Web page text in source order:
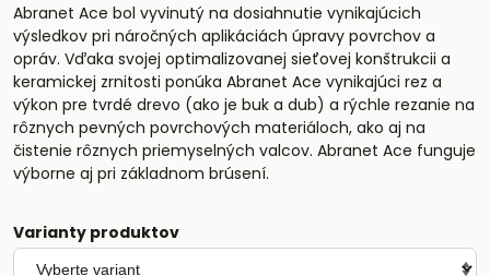
Abranet Ace bol vyvinutý na dosiahnutie vynikajúcich
výsledkov pri náročných aplikáciách úpravy povrchov a
opráv. Vďaka svojej optimalizovanej sieťovej konštrukcii a
keramickej zrnitosti ponúka Abranet Ace vynikajúci rez a
výkon pre tvrdé drevo (ako je buk a dub) a rýchle rezanie na
rôznych pevných povrchových materiáloch, ako aj na
čistenie rôznych priemyselných valcov. Abranet Ace funguje
výborne aj pri základnom brúsení.
Varianty produktov